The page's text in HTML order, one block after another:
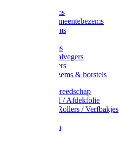
Straatbezems
Stads- / Gemeentebezems
Terrasbezems
Gootbezems
Kamer-/Zaalvegers
Vloertrekkers
Onkruidbezems & borstels
Schildersgereedschap
Afplakband / Afdekfolie
Kwasten / Rollers / Verfbakjes
Afdekfoliën